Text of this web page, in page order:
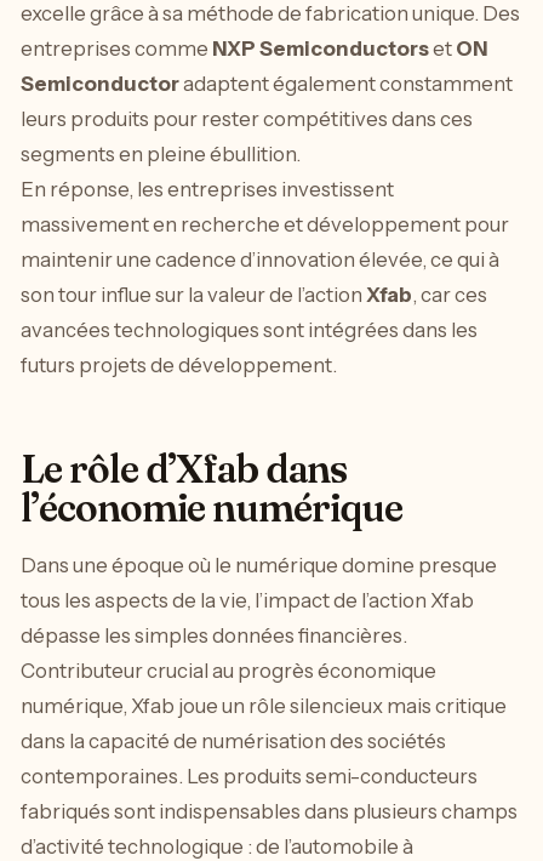
excelle grâce à sa méthode de fabrication unique. Des
entreprises comme NXP Semiconductorset ON
Semiconductoradaptent également constamment
leurs produits pour rester compétitives dans ces
segments en pleine ébullition.
En réponse, les entreprises investissent
massivement en recherche et développement pour
maintenir une cadence d’innovation élevée, ce qui à
son tour influe sur la valeur de l’action Xfab, car ces
avancées technologiques sont intégrées dans les
futurs projets de développement.
Le rôle d’Xfab dans
l’économie numérique
Dans une époque où le numérique domine presque
tous les aspects de la vie, l’impact de l’action Xfab
dépasse les simples données financières.
Contributeur crucial au progrès économique
numérique, Xfab joue un rôle silencieux mais critique
dans la capacité de numérisation des sociétés
contemporaines. Les produits semi-conducteurs
fabriqués sont indispensables dans plusieurs champs
d’activité technologique : de l’automobile à